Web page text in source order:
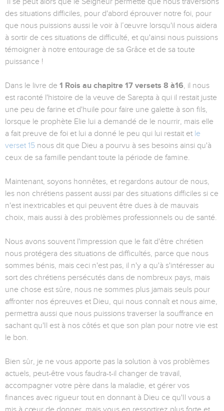
des situations difficiles, pour d'abord éprouver notre foi, pour
que nous puissions aussi le voir à l’œuvre lorsqu'il nous aidera
à sortir de ces situations de difficulté, et qu'ainsi nous puissions
témoigner à notre entourage de sa Grâce et de sa toute
puissance !
Dans le livre de 1 Rois au chapitre 17 versets 8 à16, il nous
est raconté l'histoire de la veuve de Sarepta à qui il restait juste
une peu de farine et d'huile pour faire une galette à son fils,
lorsque le prophète Elie lui a demandé de le nourrir, mais elle
a fait preuve de foi et lui a donné le peu qui lui restait et le
verset 15 nous dit que Dieu a pourvu à ses besoins ainsi qu'à
ceux de sa famille pendant toute la période de famine.
Maintenant, soyons honnêtes, et regardons autour de nous,
les non chrétiens passent aussi par des situations difficiles si ce
n'est inextricables et qui peuvent être dues à de mauvais
choix, mais aussi à des problèmes professionnels ou de santé.
Nous avons souvent l'impression que le fait d'être chrétien
nous protégera des situations de difficultés, parce que nous
sommes bénis, mais ceci n'est pas, il n'y a qu'à s'intéresser au
sort des chrétiens persécutés dans de nombreux pays, mais
une chose est sûre, nous ne sommes plus jamais seuls pour
affronter nos épreuves et Dieu, qui nous connaît et nous aime,
permettra aussi que nous puissions traverser la souffrance en
sachant qu'Il est à nos côtés et que son plan pour notre vie est
le bon.
Bien sûr, je ne vous apporte pas la solution à vos problèmes
actuels, peut-être vous faudra-t-il changer de travail,
accompagner votre père dans la maladie, et gérer vos
finances avec rigueur tout en donnant à Dieu ce qu'Il vous a